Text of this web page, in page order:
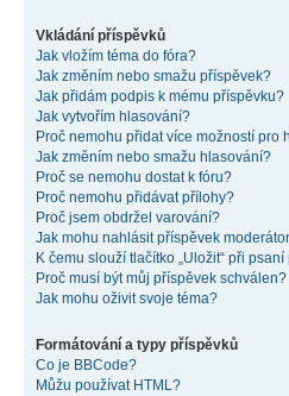
Vkládání příspěvků
Jak vložím téma do fóra?
Jak změním nebo smažu příspěvek?
Jak přidám podpis k mému příspěvku?
Jak vytvořím hlasování?
Proč nemohu přidat více možností pro
Jak změním nebo smažu hlasování?
Proč se nemohu dostat k fóru?
Proč nemohu přidávat přílohy?
Proč jsem obdržel varování?
Jak mohu nahlásit příspěvek
K čemu slouží tlačítko „Uložit“ při
Proč musí být můj příspěvek schválen?
Jak mohu oživit svoje téma?
Formátování a typy příspěvků
Co je BBCode?
Můžu používat HTML?